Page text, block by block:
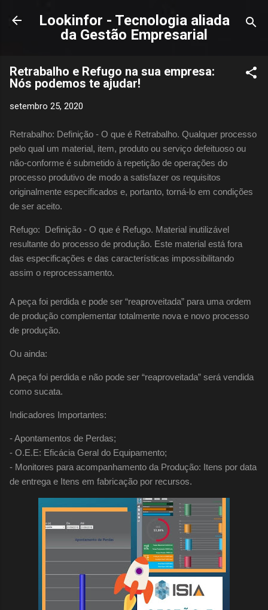
Pular para o conteúdo principal
Lookinfor - Tecnologia aliada
da Gestão Empresarial
Retrabalho e Refugo na sua empresa:
Nós podemos te ajudar!
setembro 25, 2020
Retrabalho: Definição - O que é Retrabalho. Qualquer processo
pelo qual um material, item, produto ou serviço defeituoso ou
não-conforme é submetido à repetição de operações do
processo produtivo de modo a satisfazer os requisitos
originalmente especificados e, portanto, torná-lo em condições
de ser aceito.
Refugo: Definição - O que é Refugo. Material inutilizável
resultante do processo de produção. Este material está fora
das especificações e das características impossibilitando
assim o reprocessamento.
A peça foi perdida e pode ser “reaproveitada” para uma ordem
de produção complementar totalmente nova e novo processo
de produção.
Ou ainda:
A peça foi perdida e não pode ser “reaproveitada” será vendida
como sucata.
Indicadores Importantes:
- Apontamentos de Perdas;
- O.E.E: Eficácia Geral do Equipamento;
- Monitores para acompanhamento da Produção: Itens por data
de entrega e Itens em fabricação por recursos.